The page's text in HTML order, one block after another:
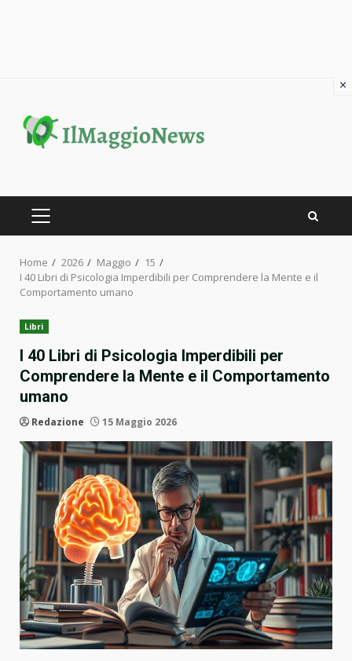
content
PRIMARY
Home 2026 Maggio
15
I 40 Libri di Psicologia Imperdibili per Comprendere la Mente e il
Comportamento umano
Libri
I 40 Libri di Psicologia Imperdibili per
Comprendere la Mente e il Comportamento
umano
Redazione 15 Maggio 2026
×